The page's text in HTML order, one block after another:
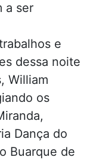
a ser
e
dessa noite
William
os
Dança do
Buarque de